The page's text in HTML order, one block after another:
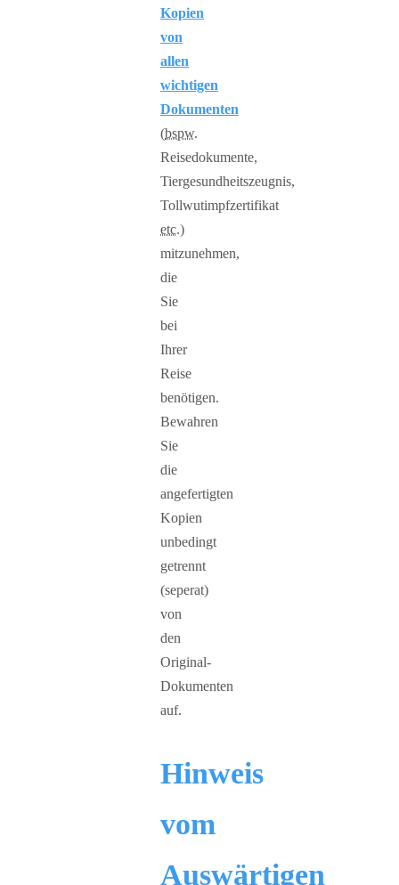
Kopien
von
allen
wichtigen
Dokumenten
(bspw.
Reisedokumente,
Tiergesundheitszeugnis,
Tollwutimpfzertifikat
etc.)
mitzunehmen,
die
Sie
bei
Ihrer
Reise
benötigen.
Bewahren
Sie
die
angefertigten
Kopien
unbedingt
getrennt
(seperat)
von
den
Original-
Dokumenten
auf.
Hinweis
vom
Auswärtigen